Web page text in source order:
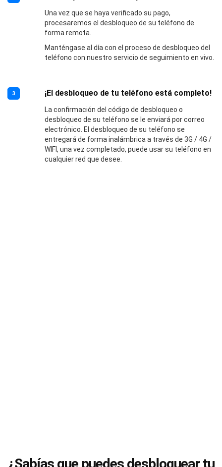
Una vez que se haya verificado su pago,
procesaremos el desbloqueo de su teléfono de
forma remota.
Manténgase al día con el proceso de desbloqueo del
teléfono con nuestro servicio de seguimiento en vivo.
3 ¡El desbloqueo de tu teléfono está completo!
La confirmación del código de desbloqueo o
desbloqueo de su teléfono se le enviará por correo
electrónico. El desbloqueo de su teléfono se
entregará de forma inalámbrica a través de 3G / 4G /
WIFI, una vez completado, puede usar su teléfono en
cualquier red que desee.
¿Sabías que puedes desbloquear tu